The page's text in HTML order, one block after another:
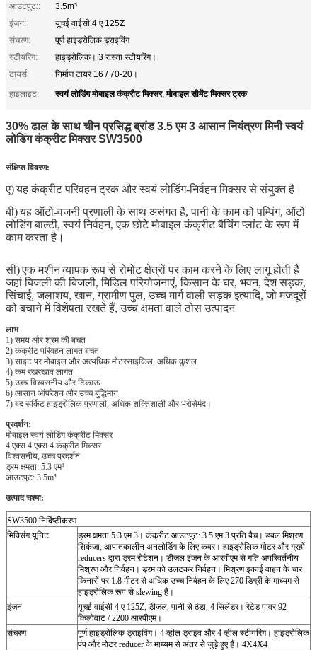
आउटपुट::
3.5m³
इंजन:
यूचई वाईसी 4 ए 125Z
संचरण:
पूर्ण हाइड्रोलिक ड्राइविंग
स्टीयरिंग:
हाइड्रोलिक। 3 रास्ता स्टीयरिंग।
टायर्स:
निर्माण टायर 16 / 70-20।
हाइलाइट:
स्वयं लोडिंग मोबाइल कंक्रीट मिक्सर,मोबाइल सीमेंट मिक्सर ट्रक
30% ढाल के साथ चीन प्रसिद्ध ब्रांड 3.5 एम 3 आसान नियंत्रण मिनी स्वयं
लोडिंग कंक्रीट मिक्सर SW3500
संक्षिप्त विवरण:
ए)यह कंक्रीट परिवहन ट्रक और स्वयं लोडिंग-निर्वहन मिक्सर से संयुक्त है।
बी)यह ऑटो-वजनी प्रणाली के साथ असंगत है, पानी के काम को पम्पिंग, ऑटो
लोडिंग बाल्टी, स्वयं निर्वहन, एक छोटे मोबाइल कंक्रीट बैचिंग प्लांट के रूप में
काम करता है।
सी)एक मशीनव्यापक रूप से रोमोट क्षेत्रों पर काम करने के लिए लागू होती है
जहां बिजली की बिजली, मिडिल परियोजनाएं, किसान के घर, भवन, देश सड़क,
सिंचाई, जलाशय, खान, ग्रामीण पुल, उच्च मार्ग वाली सड़क इत्यादि, जो मजदूरों
को बचाने में विशेषता रखते हैं, उच्च क्षमता वाले ठोस उत्पादन
लाभ
1) समय और श्रम की बचत
2) कंक्रीट परिवहन लागत बचत
3) साइट पर मोबाइल और अत्यधिक मोटरसाइकिल, अधिक कुशल
4) कम रखरखाव लागत
5) उच्च विश्वसनीय और टिकाऊ
6) आसान ऑपरेशन और उच्च बुद्धिमान
7) बंद सर्किट हाइड्रोलिक प्रणाली, अधिक शक्तिशाली और भरोसेमंद।
प्रदर्शन:
मोबाइल स्वयं लोडिंग कंक्रीट मिक्सर
4 एक्स 4 एक्स 4 कंक्रीट मिक्सर
विश्वसनीय, उच्च प्रदर्शन
ड्रम क्षमता: 5.3 एम³
आउटपुट: 3.5m³
उत्पाद चश्मा:
SW3500 निर्दिष्टीकरण
मिक्सिंग यूनिट
ड्रम क्षमता 5.3 एम 3। कंक्रीट आउटपुट: 3.5 एम 3 प्रति बैच। डबल मिश्रण
शिकंजा, आपातकालीन अनलोडिंग के लिए कवर। हाइड्रोलिक मोटर और ग्रहों
reducers द्वारा ड्रम रोटेशन। डीजल इंजन के आरपीएम से गति अपरिवर्तनीय
मिश्रण और निर्वहन। ड्रम को उलटकर निर्वहन। मिश्रण इकाई वाहन के चार
किनारों पर 1.8 मीटर से अधिक उच्च निर्वहन के लिए 270 डिग्री के माध्यम से
हाइड्रोलिक रूप से slewing है।
इंजन
यूचई वाईसी 4 ए 125Z, डीजल, पानी से ठंडा, 4 सिलेंडर। रेटेड पावर 92
किलोवाट / 2200 आरपीएम।
संचरण
पूर्ण हाइड्रोलिक ड्राइविंग। 4 व्हील ड्राइव और 4 व्हील स्टीयरिंग। हाइड्रोलिक
पंप और मोटर reducer के माध्यम से अंतर से जुड़े हुए हैं। 4X4X4